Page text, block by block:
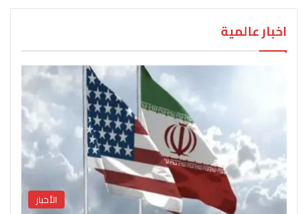
اخبار عالمية
الأخبار